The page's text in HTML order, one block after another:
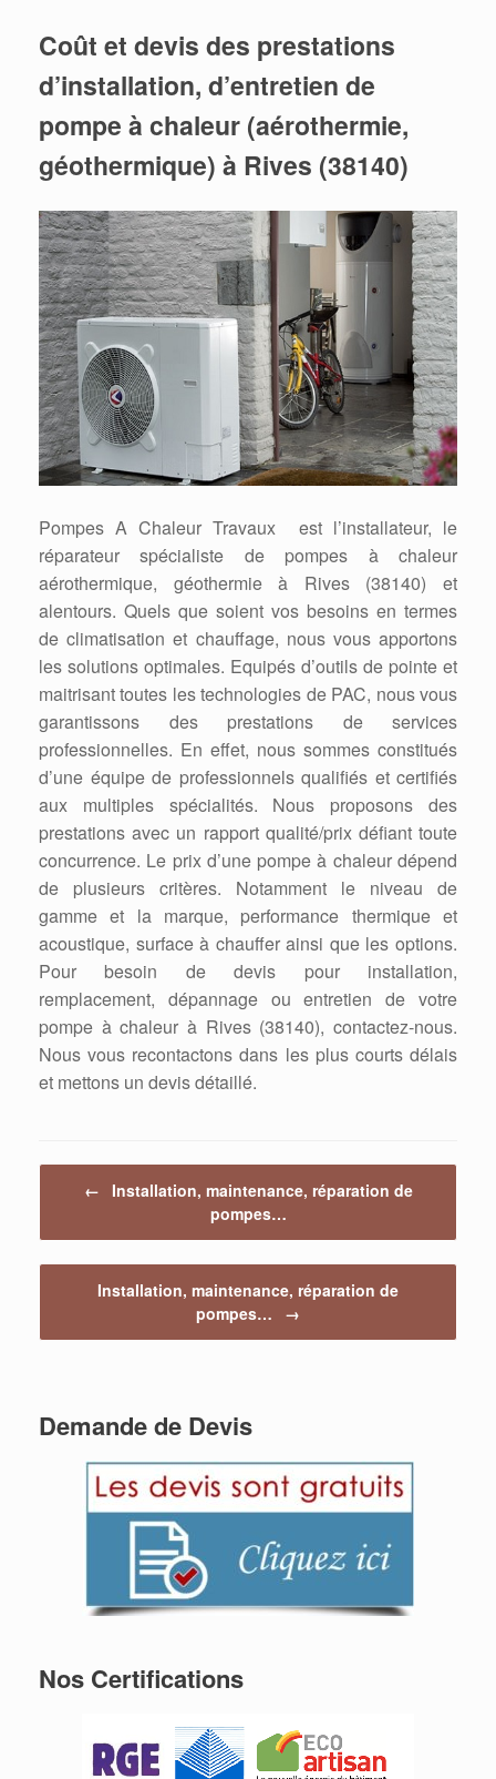
Coût et devis des prestations
d’installation, d’entretien de
pompe à chaleur (aérothermie,
géothermique) à Rives (38140)
Pompes A Chaleur Travaux est l’installateur, le
réparateur spécialiste de pompes à chaleur
aérothermique, géothermie à Rives (38140) et
alentours. Quels que soient vos besoins en termes
de climatisation et chauffage, nous vous apportons
les solutions optimales. Equipés d’outils de pointe et
maitrisant toutes les technologies de PAC, nous vous
garantissons des prestations de services
professionnelles. En effet, nous sommes constitués
d’une équipe de professionnels qualifiés et certifiés
aux multiples spécialités. Nous proposons des
prestations avec un rapport qualité/prix défiant toute
concurrence. Le prix d’une pompe à chaleur dépend
de plusieurs critères. Notamment le niveau de
gamme et la marque, performance thermique et
acoustique, surface à chauffer ainsi que les options.
Pour besoin de devis pour installation,
remplacement, dépannage ou entretien de votre
pompe à chaleur à Rives (38140), contactez-nous.
Nous vous recontactons dans les plus courts délais
et mettons un devis détaillé.
←
Installation, maintenance, réparation de
pompes…
Installation, maintenance, réparation de
pompes…
→
Demande de Devis
Nos Certifications